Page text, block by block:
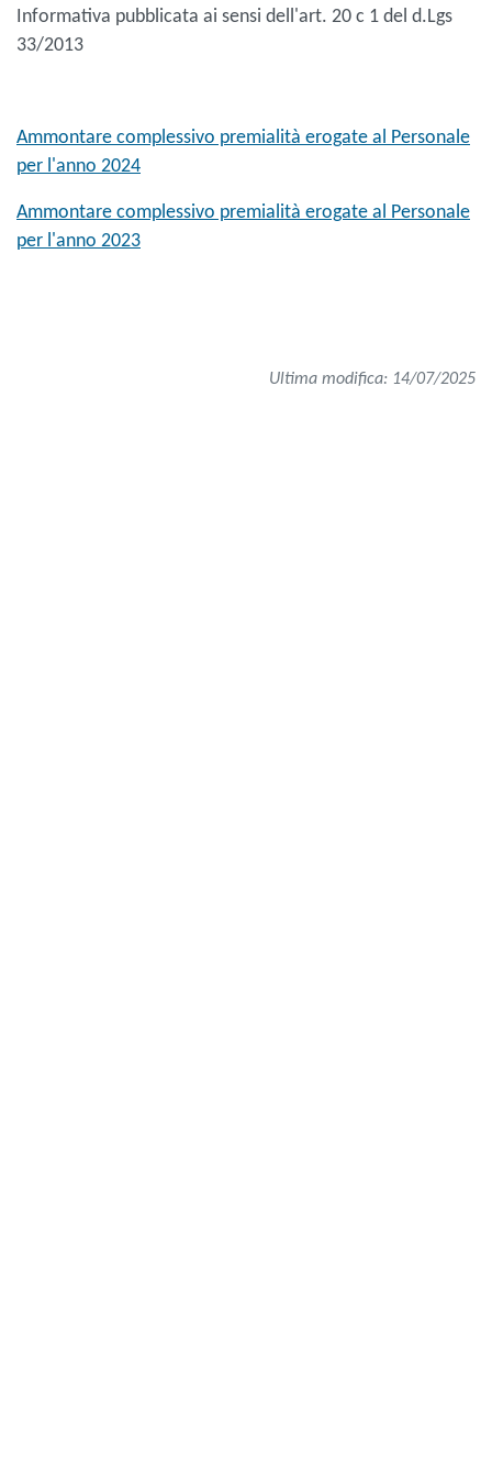
Informativa pubblicata ai sensi dell'art. 20 c 1 del d.Lgs
33/2013
Ammontare complessivo premialità erogate al Personale
per l'anno 2024
Ammontare complessivo premialità erogate al Personale
per l'anno 2023
Ultima modifica: 14/07/2025